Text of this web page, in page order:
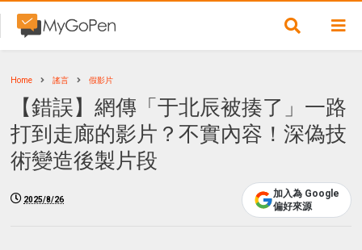
Home 謠言 假影片
【錯誤】網傳「于北辰被揍了」一路
打到走廊的影片？不實內容！深偽技
術變造後製片段
2025/8/26
加入為 Google
偏好來源